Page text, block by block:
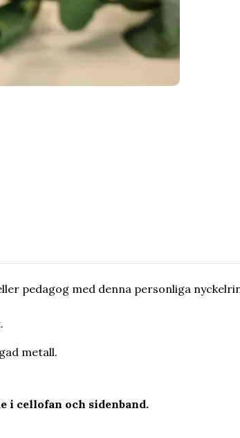
pedagog med denna personliga
metall.
i cellofan och sidenband.